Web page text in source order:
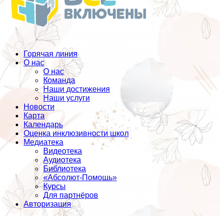
Горячая линия
О нас
О нас
Команда
Наши достижения
Наши услуги
Новости
Карта
Календарь
Оценка инклюзивности школ
Медиатека
Видеотека
Аудиотека
Библиотека
«Абсолют-Помощь»
Курсы
Для партнёров
Авторизация